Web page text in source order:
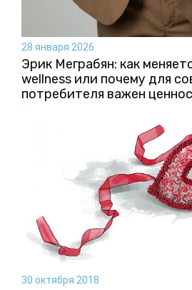
28 января 2026
Эрик Меграбян: как
wellness или почему для
потребителя важен
30 октября 2018